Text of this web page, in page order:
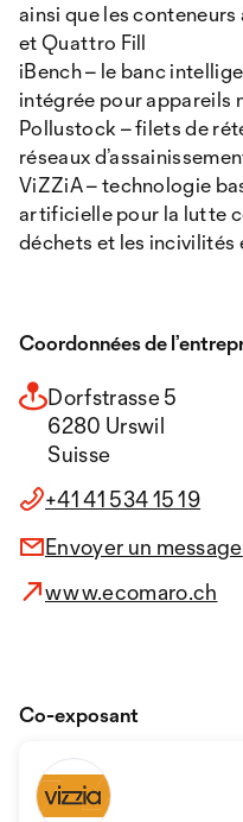
ainsi que les
et Quattro Fill
iBench – le banc
intégrée pour appareils
Pollustock – filets de
réseaux
ViZZiA – technologie
artificielle pour la lutte
déchets et les incivilités
Coordonnées de
Dorfstrasse 5
6280 Urswil
Suisse
+41 41 534 15 19
Envoyer un message
www.ecomaro.ch
Co-exposant